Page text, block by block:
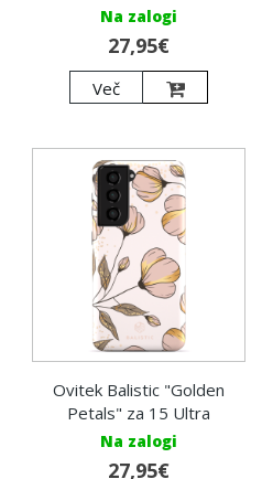
Na zalogi
27,95€
Več
Ovitek Balistic "Golden
Petals" za 15 Ultra
Na zalogi
27,95€